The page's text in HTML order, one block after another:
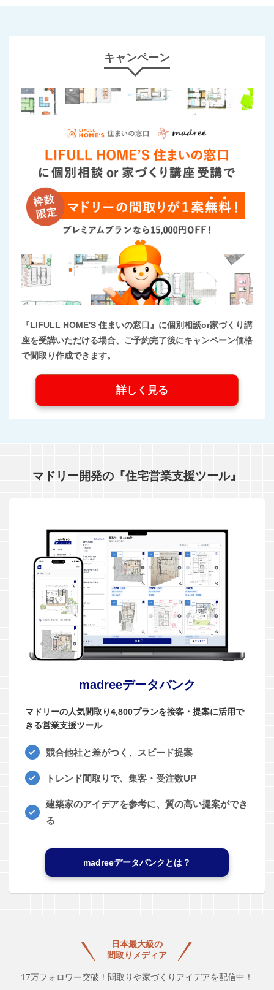
キャンペーン
『LIFULL HOME'S 住まいの窓口』に個別相談or家づくり講
座を受講いただける場合、ご予約完了後にキャンペーン価格
で間取り作成できます。
詳しく見る
マドリー開発の『住宅営業支援ツール』
madreeデータバンク
マドリーの人気間取り4,800プランを接客・提案に活用で
きる営業支援ツール
競合他社と差がつく、スピード提案
トレンド間取りで、集客・受注数UP
建築家のアイデアを参考に、質の高い提案ができ
る
madreeデータバンクとは？
日本最大級の
間取りメディア
17万フォロワー突破！間取りや家づくりアイデアを配信中！